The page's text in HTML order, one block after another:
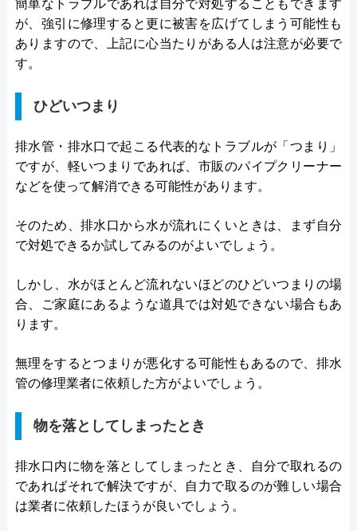
簡単なトラブルであれば自分で対処することもできます
が、強引に修理すると更に被害を広げてしまう可能性も
ありますので、上記に心当たりがある人は注意が必要で
す。
ひどいつまり
排水管・排水口で起こる代表的なトラブルが「つまり」
ですが、軽いつまりであれば、市販のパイプクリーナー
などを使って解消できる可能性があります。
そのため、排水口から水が流れにくいときは、まず自分
で対処できるか試してみるのがよいでしょう。
しかし、水がほとんど流れないほどのひどいつまりの場
合、ご家庭にあるような道具では対処できない場合もあ
ります。
無理をするとつまりが悪化する可能性もあるので、排水
管の修理業者に依頼した方がよいでしょう。
物を落としてしまったとき
排水口内に物を落としてしまったとき、自分で取れるの
であればそれで解決ですが、自力で取るのが難しい場合
は業者に依頼したほうが良いでしょう。